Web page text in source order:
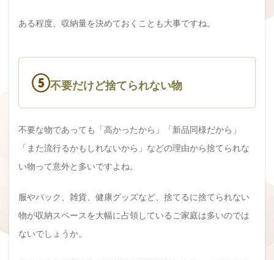
ある程度、収納量を決めておくことも大事ですね。
⑤不要だけど捨てられない物
不要な物であっても「高かったから」「新品同様だから」
「また流行るかもしれないから」などの理由から捨てられな
い物って意外と多いですよね。
服やバック、雑貨、健康グッズなど、捨てるに捨てられない
物が収納スペースを大幅に占領しているご家庭は多いのでは
ないでしょうか。